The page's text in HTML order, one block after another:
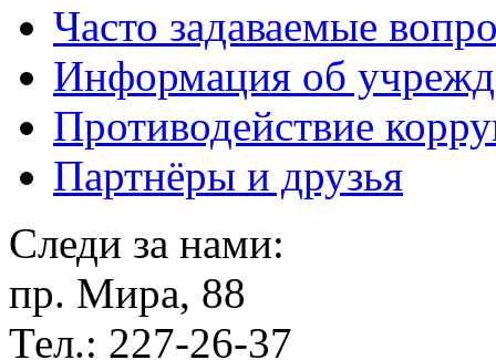
Часто задаваемые
Информация об
Противодействие
Партнёры и друзья
Следи за нами:
пр. Мира, 88
Тел.: 227-26-37